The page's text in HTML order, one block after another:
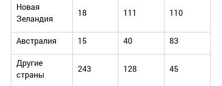
Новая
Зеландия
18 111 110
Австралия 15 40 83
Другие
страны
243 128 45